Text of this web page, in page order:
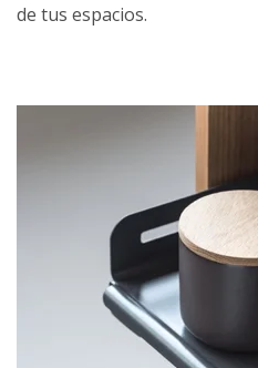
de tus espacios.